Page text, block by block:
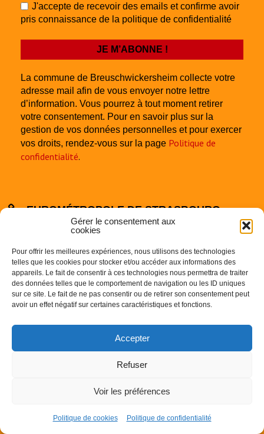
Gérer le consentement aux
cookies
Pour offrir les meilleures expériences, nous utilisons des technologies
telles que les cookies pour stocker et/ou accéder aux informations des
appareils. Le fait de consentir à ces technologies nous permettra de traiter
des données telles que le comportement de navigation ou les ID uniques
sur ce site. Le fait de ne pas consentir ou de retirer son consentement peut
avoir un effet négatif sur certaines caractéristiques et fonctions.
Accepter
Refuser
Voir les préférences
Politique de cookies Politique de confidentialité
J'accepte de recevoir des emails et confirme avoir
pris connaissance de la politique de confidentialité
La commune de Breuschwickersheim collecte votre
adresse mail afin de vous envoyer notre lettre
d’information. Vous pourrez à tout moment retirer
votre consentement. Pour en savoir plus sur la
gestion de vos données personnelles et pour exercer
vos droits, rendez-vous sur la page Politique de
confidentialité.
EUROMÉTROPOLE DE STRASBOURG
Centre Administratif
67000 STRASBOURG
2016 Commune de Breuschwickersheim - Réalisation